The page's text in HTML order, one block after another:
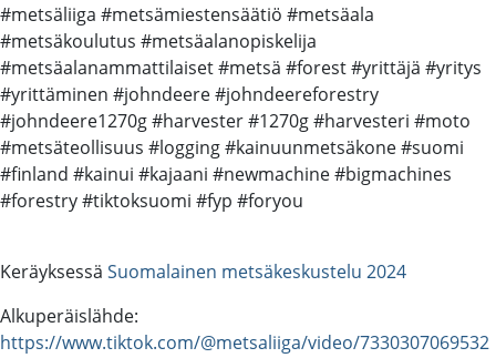
#metsäliiga #metsämiestensäätiö #metsäala
#metsäkoulutus #metsäalanopiskelija
#metsäalanammattilaiset #metsä #forest #yrittäjä #yritys
#yrittäminen #johndeere #johndeereforestry
#johndeere1270g #harvester #1270g #harvesteri #moto
#metsäteollisuus #logging #kainuunmetsäkone #suomi
#finland #kainui #kajaani #newmachine #bigmachines
#forestry #tiktoksuomi #fyp #foryou
Keräyksessä Suomalainen metsäkeskustelu 2024
Alkuperäislähde:
https://www.tiktok.com/@metsaliiga/video/7330307069532